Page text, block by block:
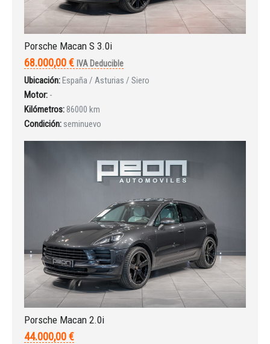
¿Ha olvidado la contraseña?
Porsche Macan S 3.0i
68.000,00 € IVA Deducible
Ubicación:España / Asturias / Siero
Motor: -
Kilómetros: 86000 km
Condición: seminuevo
Porsche Macan 2.0i
44.000,00 €